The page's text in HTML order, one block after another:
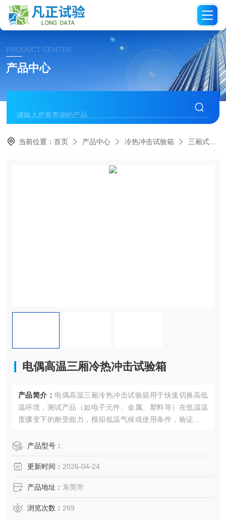
PRODUCT CENTER
产品中心
当前位置：首页 产品中心 冷热冲击试验箱 三厢式
电偶高温三厢冷热冲击试验箱
产品简介： 电偶高温三厢冷热冲击试验箱用于快速切换高低
温环境，测试产品（如电子元件、金属、塑料等）在低温温
度骤变下的耐受能力，模拟低温气候或使用条件，验证其可
品质检测。
产品型号：
更新时间： 2026-04-24
产品地址： 东莞市
浏览次数： 269